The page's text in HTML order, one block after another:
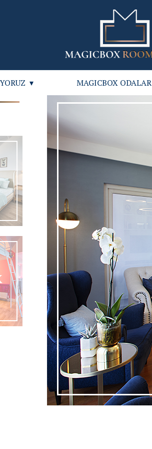
MAGICBOX ODALAR